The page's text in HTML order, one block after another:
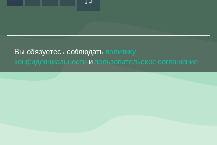
Вы обязуетесь соблюдать политику
конфиденциальности и пользовательское соглашение